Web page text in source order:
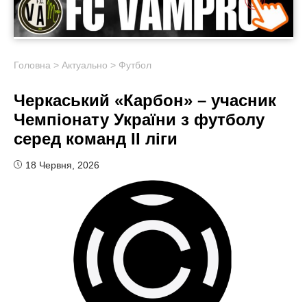
Головна > Актуально > Футбол
Черкаський «Карбон» – учасник
Чемпіонату України з футболу
серед команд II ліги
18 Червня, 2026